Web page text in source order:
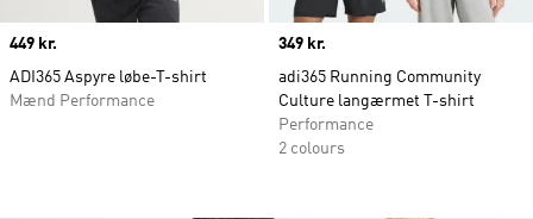
Price
449 kr.
ADI365 Aspyre løbe-T-shirt
Mænd Performance
Price
349 kr.
adi365 Running Community
Culture langærmet T-shirt
Performance
2 colours